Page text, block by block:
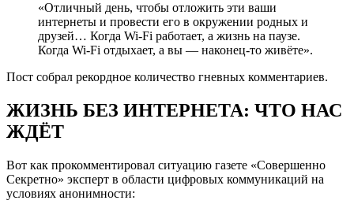
«Отличный день, чтобы отложить эти ваши
интернеты и провести его в окружении родных и
друзей… Когда Wi-Fi работает, а жизнь на паузе.
Когда Wi-Fi отдыхает, а вы — наконец-то живёте».
Пост собрал рекордное количество гневных комментариев.
ЖИЗНЬ БЕЗ ИНТЕРНЕТА: ЧТО НАС
ЖДЁТ
Вот как прокомментировал ситуацию газете «Совершенно
Секретно» эксперт в области цифровых коммуникаций на
условиях анонимности: